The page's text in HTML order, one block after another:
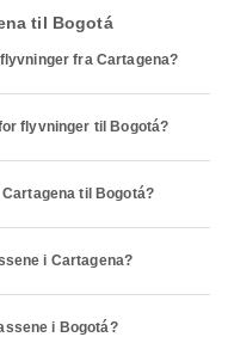
til Bogotá
fra Cartagena?
flyvninger til Bogotá?
til Bogotá?
i Cartagena?
i Bogotá?